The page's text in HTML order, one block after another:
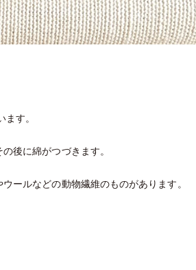
す。
後に綿がつづきます。
ールなどの動物繊維のものがあります。